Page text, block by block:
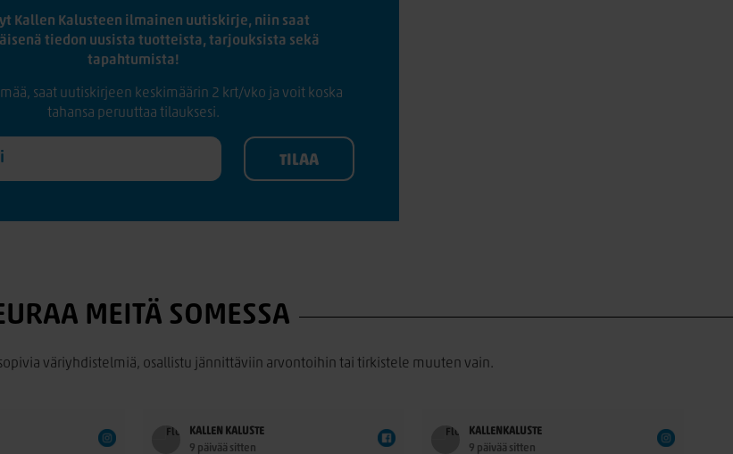
Kallen Kalusteen ilmainen uutiskirje, niin saat
tiedon uusista tuotteista, tarjouksista sekä
tapahtumista!
saat uutiskirjeen keskimäärin 2 krt/vko ja voit koska
tahansa peruuttaa tilauksesi.
MEITÄ SOMESSA
väriyhdistelmiä, osallistu jännittäviin arvontoihin tai tirkistele muuten vain.
KALLEN KALUSTE
9 päivää sitten
KALLENKALUSTE
9 päivää sitten